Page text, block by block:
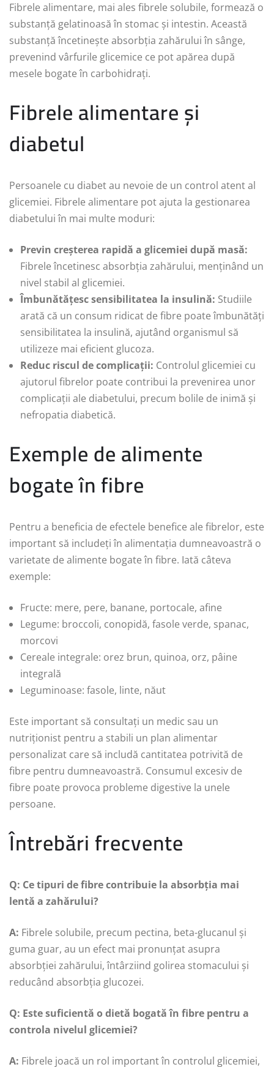
Fibrele alimentare, mai ales fibrele solubile, formează o
substanță gelatinoasă în stomac și intestin. Această
substanță încetinește absorbția zahărului în sânge,
prevenind vârfurile glicemice ce pot apărea după
mesele bogate în carbohidrați.
Fibrele alimentare și
diabetul
Persoanele cu diabet au nevoie de un control atent al
glicemiei. Fibrele alimentare pot ajuta la gestionarea
diabetului în mai multe moduri:
Previn creșterea rapidă a glicemiei după masă:
Fibrele încetinesc absorbția zahărului, menținând un
nivel stabil al glicemiei.
Îmbunătățesc sensibilitatea la insulină: Studiile
arată că un consum ridicat de fibre poate îmbunătăți
sensibilitatea la insulină, ajutând organismul să
utilizeze mai eficient glucoza.
Reduc riscul de complicații: Controlul glicemiei cu
ajutorul fibrelor poate contribui la prevenirea unor
complicații ale diabetului, precum bolile de inimă și
nefropatia diabetică.
Exemple de alimente
bogate în fibre
Pentru a beneficia de efectele benefice ale fibrelor, este
important să includeți în alimentația dumneavoastră o
varietate de alimente bogate în fibre. Iată câteva
exemple:
Fructe: mere, pere, banane, portocale, afine
Legume: broccoli, conopidă, fasole verde, spanac,
morcovi
Cereale integrale: orez brun, quinoa, orz, pâine
integrală
Leguminoase: fasole, linte, năut
Este important să consultați un medic sau un
nutriționist pentru a stabili un plan alimentar
personalizat care să includă cantitatea potrivită de
fibre pentru dumneavoastră. Consumul excesiv de
fibre poate provoca probleme digestive la unele
persoane.
Întrebări frecvente
Q: Ce tipuri de fibre contribuie la absorbția mai
lentă a zahărului?
A: Fibrele solubile, precum pectina, beta-glucanul și
guma guar, au un efect mai pronunțat asupra
absorbției zahărului, întârziind golirea stomacului și
reducând absorbția glucozei.
Q: Este suficientă o dietă bogată în fibre pentru a
controla nivelul glicemiei?
A: Fibrele joacă un rol important în controlul glicemiei,